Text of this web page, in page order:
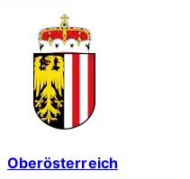
Oberösterreich